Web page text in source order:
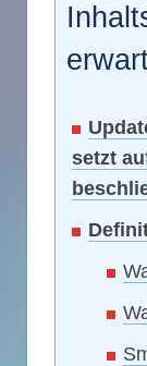
setzt